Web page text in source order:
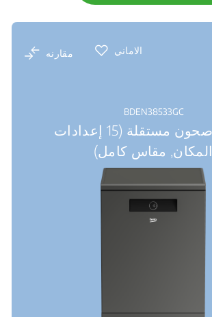
الاماني مقارنه
BDEN38533GC
غسالة صحون مستقلة (15 إعدادات
المكان, مقاس كامل)